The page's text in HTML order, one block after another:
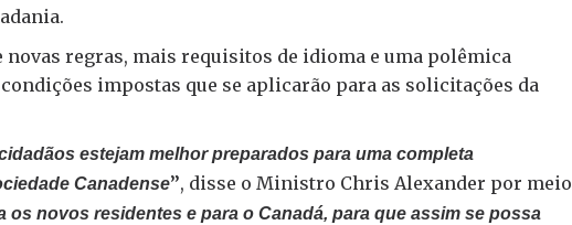
regras, mais requisitos de idioma e uma polêmica
impostas que se aplicarão para as solicitações da
estejam melhor preparados para uma completa
Canadense”, disse o Ministro Chris Alexander por meio
os novos residentes e para o Canadá, para que assim se possa